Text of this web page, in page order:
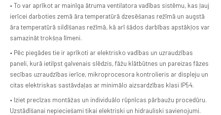
• To var aprīkot ar mainīga ātruma ventilatora vadības sistēmu, kas ļauj
ierīcei darboties zemā āra temperatūrā dzesēšanas režīmā un augstā
āra temperatūrā sildīšanas režīmā, kā arī šādos darbības apstākļos var
samazināt trokšņa līmeni.
• Pēc piegādes tie ir aprīkoti ar elektrisko vadības un uzraudzības
paneli, kurā ietilpst galvenais slēdzis, fāžu klātbūtnes un pareizas fāzes
secības uzraudzības ierīce, mikroprocesora kontrolieris ar displeju un
citas elektriskas sastāvdaļas ar minimālo aizsardzības klasi IP54.
• Iziet precīzas montāžas un individuālo rūpnīcas pārbaužu procedūru.
Uzstādīšanai nepieciešami tikai elektriski un hidrauliski savienojumi.